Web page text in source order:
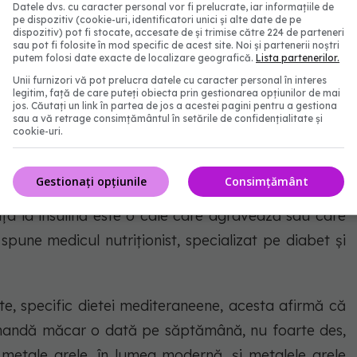
gătim cu uleiul de floarea soarelui care este
ulei antiinflamator”, a mai spus nutriționistul.
că deși semințele de floarea soarelui sunt
ales cele la nivel industrial sunt mult degradate
rece, nici măcar oricum ar fi”.
aici sunt indicate cele de pădure, două porții
pentru că excesul de fructoză poate însemna
la insulină este o cale care agravează sau care
medicul nutriționist, specializat pe diabet și
specific dietei mediteraneene, acesta afirmă că
măcar o dată pe săptămână, nu foarte des,
Datele dvs. cu caracter personal vor fi prelucrate, iar informațiile de
pe dispozitiv (cookie-uri, identificatori unici și alte date de pe
dispozitiv) pot fi stocate, accesate de și trimise către 224 de parteneri
sau pot fi folosite în mod specific de acest site. Noi și partenerii noștri
putem folosi date exacte de localizare geografică. Lista partenerilor.
Unii furnizori vă pot prelucra datele cu caracter personal în interes
legitim, față de care puteți obiecta prin gestionarea opțiunilor de mai
jos. Căutați un link în partea de jos a acestei pagini pentru a gestiona
sau a vă retrage consimțământul în setările de confidențialitate și
cookie-uri.
Consimțământ
Gestionați opțiunile